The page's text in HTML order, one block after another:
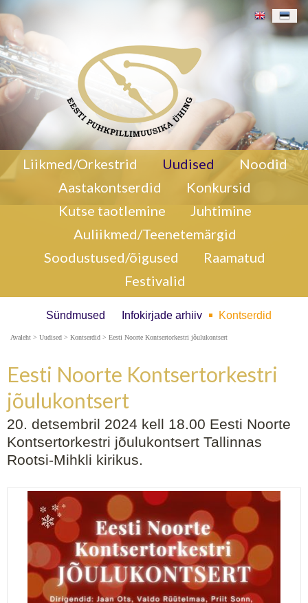
20. detsembril 2024 kell 18. 00 Eesti Noorte
Kontsertorkestri jõulukontsert Tallinnas Rootsi-
Mihkli kirikus.Eesti Noorte Kontsertorkestri
jõulukontsert
Liikmed/Orkestrid Uudised
Noodid
Aastakontserdid
Konkursid
Kutse taotlemine
Juhtimine
Auliikmed/Teenetemärgid
Soodustused/õigused
Raamatud
Festivalid
Sündmused Infokirjade arhiiv Kontserdid
Avaleht > Uudised > Kontserdid > Eesti Noorte Kontsertorkestri jõulukontsert
Eesti Noorte Kontsertorkestri
jõulukontsert
20. detsembril 2024 kell 18.00 Eesti Noorte
Kontsertorkestri jõulukontsert Tallinnas
Rootsi-Mihkli kirikus.